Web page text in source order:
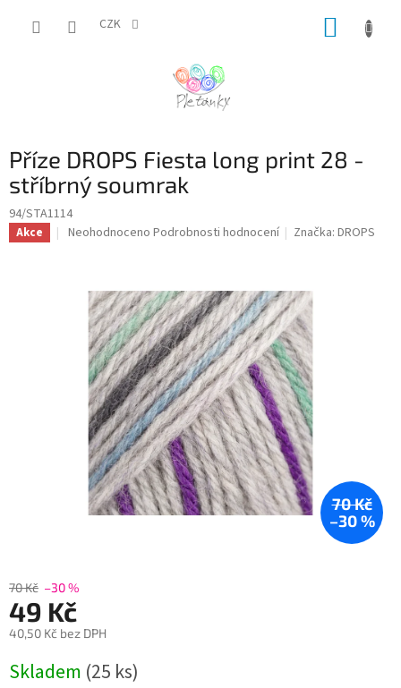
CZK
Příze DROPS Fiesta long print 28 -
stříbrný soumrak
94/STA1114
Akce
Průměrné
hvězdiček.
Neohodnoceno Podrobnosti hodnocení Značka:DROPS
70 Kč
–30 %
70 Kč –30 %
49 Kč
40,50 Kč bez DPH
cena:
Skladem (25 ks)